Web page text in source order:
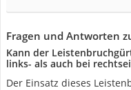
Fragen und Antworten
Kann der
links- als auch bei
Der Einsatz dieses